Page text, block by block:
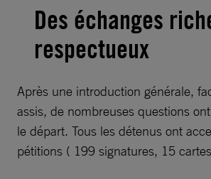
Des échanges
respectueux
Après une introduction générale,
assis, de nombreuses questions
le départ. Tous les détenus ont
pétitions ( 199 signatures, 15